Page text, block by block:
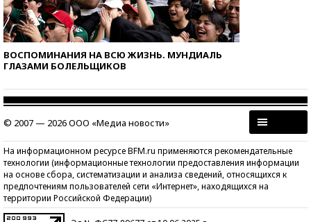
ВОСПОМИНАНИЯ НА ВСЮ ЖИЗНЬ. МУНДИАЛЬ
ГЛАЗАМИ БОЛЕЛЬЩИКОВ
© 2007 — 2026 ООО «Медиа новости»
На информационном ресурсе BFM.ru применяются рекомендательные
технологии (информационные технологии предоставления информации
на основе сбора, систематизации и анализа сведений, относящихся к
предпочтениям пользователей сети «Интернет», находящихся на
территории Российской Федерации)